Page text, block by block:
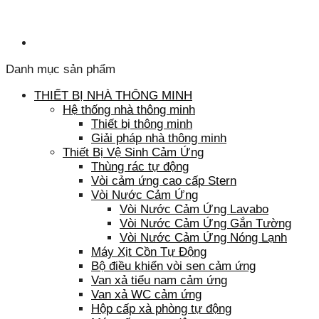
Danh mục sản phẩm
THIẾT BỊ NHÀ THÔNG MINH
Hệ thống nhà thông minh
Thiết bị thông minh
Giải pháp nhà thông minh
Thiết Bị Vệ Sinh Cảm Ứng
Thùng rác tự động
Vòi cảm ứng cao cấp Stern
Vòi Nước Cảm Ứng
Vòi Nước Cảm Ứng Lavabo
Vòi Nước Cảm Ứng Gắn Tường
Vòi Nước Cảm Ứng Nóng Lạnh
Máy Xịt Cồn Tự Động
Bộ điều khiển vòi sen cảm ứng
Van xả tiểu nam cảm ứng
Van xả WC cảm ứng
Hộp cấp xà phòng tự động